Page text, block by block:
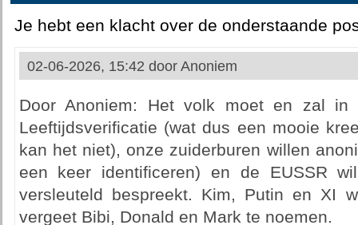
Je hebt een klacht over de onderstaande
02-06-2026, 15:42 door Anoniem
Door Anoniem: Het volk moet en zal in
Leeftijdsverificatie (wat dus een mooie
kan het niet), onze zuiderburen willen
een keer identificeren) en de EUSSR
versleuteld bespreekt. Kim, Putin en XI
vergeet Bibi, Donald en Mark te noemen.